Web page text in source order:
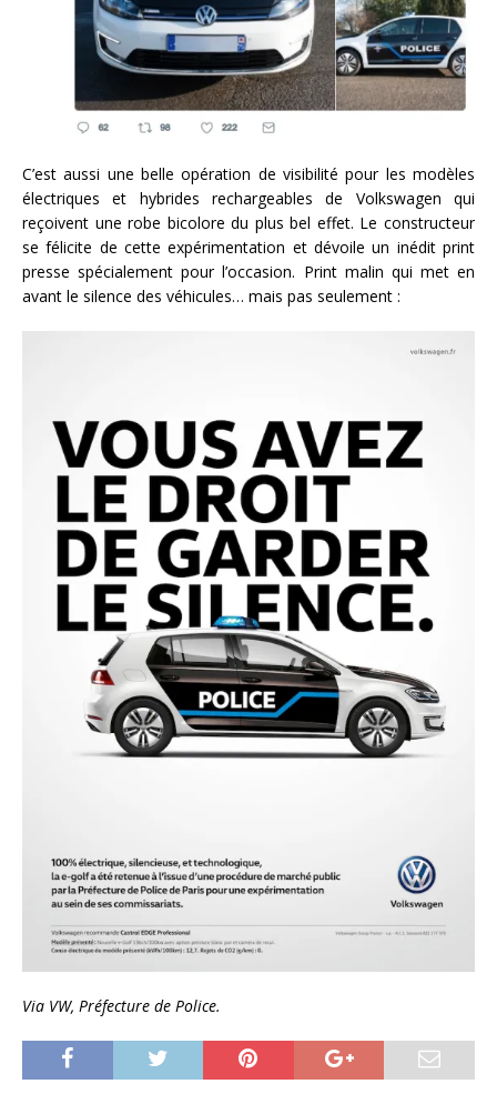
C’est aussi une belle opération de visibilité pour les modèles
électriques et hybrides rechargeables de Volkswagen qui
reçoivent une robe bicolore du plus bel effet. Le constructeur
se félicite de cette expérimentation et dévoile un inédit print
presse spécialement pour l’occasion. Print malin qui met en
avant le silence des véhicules… mais pas seulement :
Via VW, Préfecture de Police.